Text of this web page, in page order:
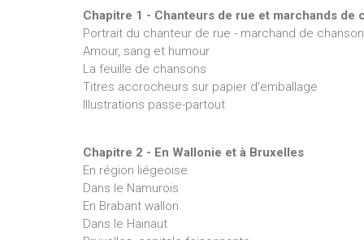
Chapitre 1 - Chanteurs de rue et marchands de
Portrait du chanteur de rue - marchand de
Amour, sang et humour
La feuille de chansons
Titres accrocheurs sur papier d'emballage
Illustrations passe-partout
Chapitre 2 - En Wallonie et à Bruxelles
En région liégeoise
Dans le Namurois
En Brabant wallon
Dans le Hainaut